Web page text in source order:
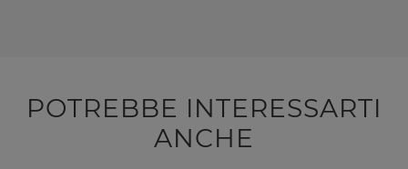
POTREBBE INTERESSARTI
ANCHE